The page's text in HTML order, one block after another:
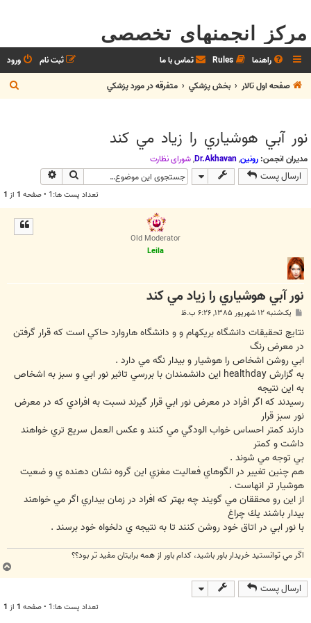
مرکز انجمنهای تخصصی
راهنما Rules تماس با ما ورود
ثبت نام
صفحه اول تالار
بخش پزشکي متفرقه در مورد پزشکي
س
نور آبي هوشياري را زياد مي كند
مدیران انجمن: رونین,
Dr.Akhavan
,شوراي نظارت
ارسال پست جستجو
تعداد پست ها:1 • صفحه 1 از 1
Old Moderator
Leila
نور آبي هوشياري را زياد مي كند
ت
یک‌شنبه ۱۲ شهریور ۱۳۸۵, ۶:۲۶ ب.ظ
نتايج تحقيقات دانشگاه بريكهام و و دانشگاه هاروارد حاكي است كه قرار گرفتن
در معرض رنگ
ابي روشن اشخاص را هوشيار و بيدار نگه مي دارد .
به گزارش healthday اين دانشمندان با بررسي تاثير نور ابي و سبز به اشخاص
به اين نتيجه
رسيدند كه اگر افراد در معرض نور ابي قرار گيرند نسبت به افرادي كه در معرض
نور سبز قرار
دارند كمتر احساس خواب الودگي مي كنند و عكس العمل سريع تري خواهند
داشت و كمتر
بي توجه مي شوند .
هم چنين تغيير در الگوهاي فعاليت مغزي اين گروه نشان دهنده ي و ضعيت
هوشيار تر انهاست .
از اين رو محققان مي گويند چه بهتر كه افراد در زمان بيداري اگر مي خواهند
بيدار باشند يك چراغ
با نور ابي در اتاق خود روشن كنند تا به نتيجه ي دلخواه خود برسند .
اگر مي توانستيد خريدار باور باشيد، كدام باور از همه برايتان مفيد تر بود؟؟
ارسال پست
تعداد پست ها:1 • صفحه 1 از 1